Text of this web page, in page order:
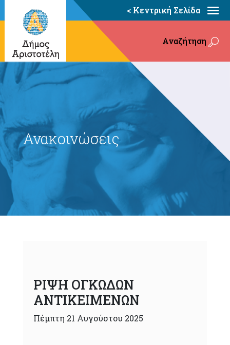
< Κεντρική Σελίδα
Αναζήτηση
Ανακοινώσεις
ΡΙΨΗ ΟΓΚΩΔΩΝ
ΑΝΤΙΚΕΙΜΕΝΩΝ
Πέμπτη 21 Αυγούστου 2025